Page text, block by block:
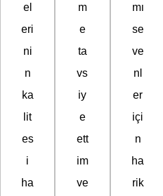
el
eri
ni
n
ka
lit
es
i
ha
m
e
ta
vs
iy
e
ett
im
ve
mı
se
ve
nl
er
içi
n
ha
rik